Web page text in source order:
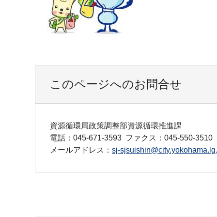
このページへのお問合せ
資源循環局政策調整部資源循環推進課
電話：045-671-3593 ファクス：045-550-3510
メールアドレス： sj-